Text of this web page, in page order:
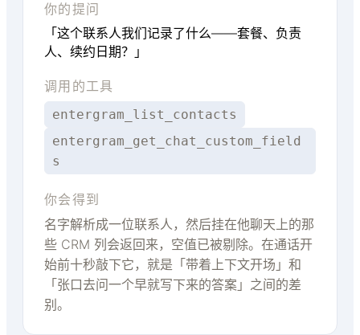
你的提问
「这个联系人我们记录了什么——套餐、负责
人、续约日期？」
调用的工具
entergram_list_contacts
entergram_get_chat_custom_field
s
你会得到
名字解析成一位联系人，然后挂在他聊天上的那
些 CRM 列会返回来，空值已被剔除。在通话开
始前十秒敲下它，就是「带着上下文开场」和
「张口去问一个早就写下来的答案」之间的差
别。